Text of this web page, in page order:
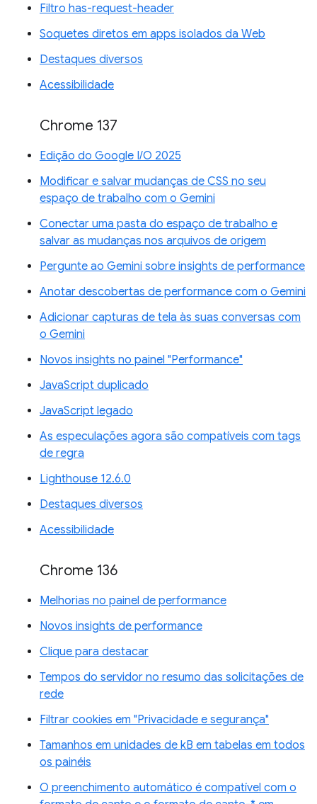
Filtro has-request-header
Soquetes diretos em apps isolados da Web
Destaques diversos
Acessibilidade
Chrome 137
Edição do Google I/O 2025
Modificar e salvar mudanças de CSS no seu
espaço de trabalho com o Gemini
Conectar uma pasta do espaço de trabalho e
salvar as mudanças nos arquivos de origem
Pergunte ao Gemini sobre insights de performance
Anotar descobertas de performance com o Gemini
Adicionar capturas de tela às suas conversas com
o Gemini
Novos insights no painel "Performance"
JavaScript duplicado
JavaScript legado
As especulações agora são compatíveis com tags
de regra
Lighthouse 12.6.0
Destaques diversos
Acessibilidade
Chrome 136
Melhorias no painel de performance
Novos insights de performance
Clique para destacar
Tempos do servidor no resumo das solicitações de
rede
Filtrar cookies em "Privacidade e segurança"
Tamanhos em unidades de kB em tabelas em todos
os painéis
O preenchimento automático é compatível com o